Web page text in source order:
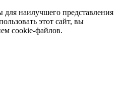
наилучшего представления
этот сайт, вы
cookie-файлов.